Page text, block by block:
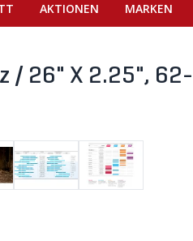
AKTIONEN MARKEN
/ 26" X 2.25",